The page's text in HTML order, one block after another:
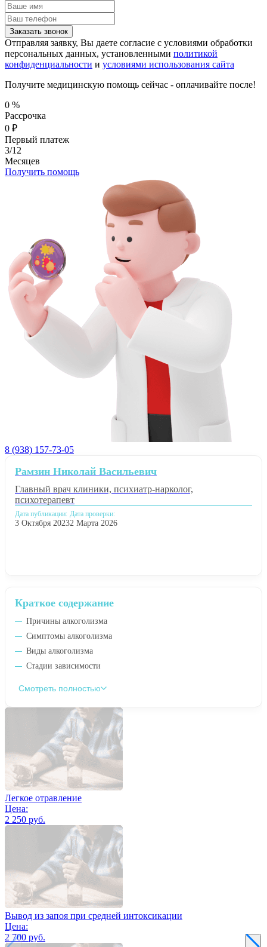
Заказать звонок
Отправляя заявку, Вы даете согласие с условиями обработки
персональных данных, установленными политикой
конфиденциальности и условиями использования сайта
Получите медицинскую помощь сейчас - оплачивайте после!
0 %
Рассрочка
0 ₽
Первый платеж
3/12
Месяцев
Получить помощь
8 (938) 157-73-05
Краткое содержание
Причины алкоголизма
Симптомы алкоголизма
Виды алкоголизма
Стадии зависимости
Смотреть полностью
Рамзин Николай Васильевич
Главный врач клиники, психиатр-нарколог,
психотерапевт
Дата публикации:
3 Октября 2023
Дата проверки:
2 Марта 2026
Легкое отравление
Цена:
2 250 руб.
Вывод из запоя при средней интоксикации
Цена:
2 700 руб.